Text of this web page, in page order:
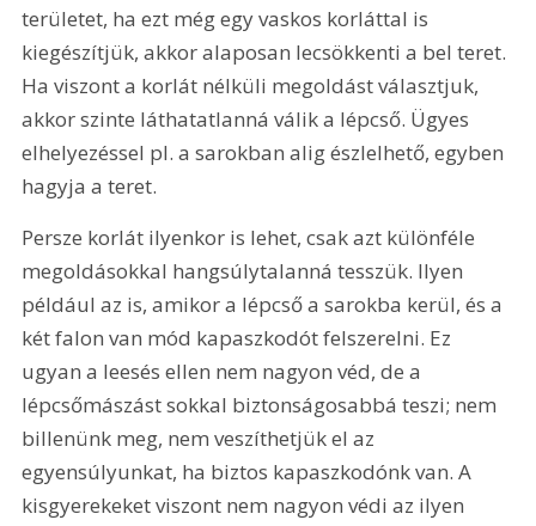
területet, ha ezt még egy vaskos korláttal is
kiegészítjük, akkor alaposan lecsökkenti a bel teret.
Ha viszont a korlát nélküli megoldást választjuk,
akkor szinte láthatatlanná válik a lépcső. Ügyes
elhelyezéssel pl. a sarokban alig észlelhető, egyben
hagyja a teret.
Persze korlát ilyenkor is lehet, csak azt különféle
megoldásokkal hangsúlytalanná tesszük. Ilyen
például az is, amikor a lépcső a sarokba kerül, és a
két falon van mód kapaszkodót felszerelni. Ez
ugyan a leesés ellen nem nagyon véd, de a
lépcsőmászást sokkal biztonságosabbá teszi; nem
billenünk meg, nem veszíthetjük el az
egyensúlyunkat, ha biztos kapaszkodónk van. A
kisgyerekeket viszont nem nagyon védi az ilyen